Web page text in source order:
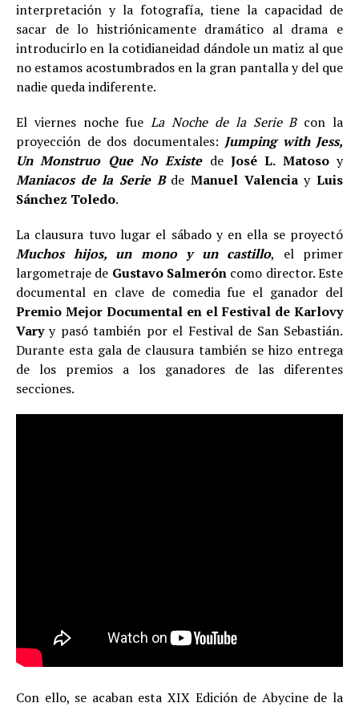
interpretación y la fotografía, tiene la capacidad de
sacar de lo histriónicamente dramático al drama e
introducirlo en la cotidianeidad dándole un matiz al que
no estamos acostumbrados en la gran pantalla y del que
nadie queda indiferente.
El viernes noche fueLa Noche de la Serie Bcon la
proyección de dos documentales: Jumping with Jess,
Un Monstruo Que No ExistedeJosé L. Matosoy
Maniacos de la Serie BdeManuel ValenciayLuis
Sánchez Toledo.
La clausura tuvo lugar el sábado y en ella se proyectó
Muchos hijos, un mono y un castillo, el primer
largometraje de Gustavo Salmerón como director. Este
documental en clave de comedia fue el ganador del
Premio Mejor Documental en el Festival de Karlovy
Varyy pasó también por el Festival de San Sebastián.
Durante esta gala de clausura también se hizo entrega
de los premios a los ganadores de las diferentes
secciones.
Con ello, se acaban esta XIX Edición de Abycine de la